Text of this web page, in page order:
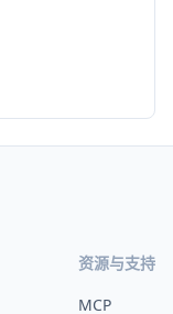
资源与支持
MCP